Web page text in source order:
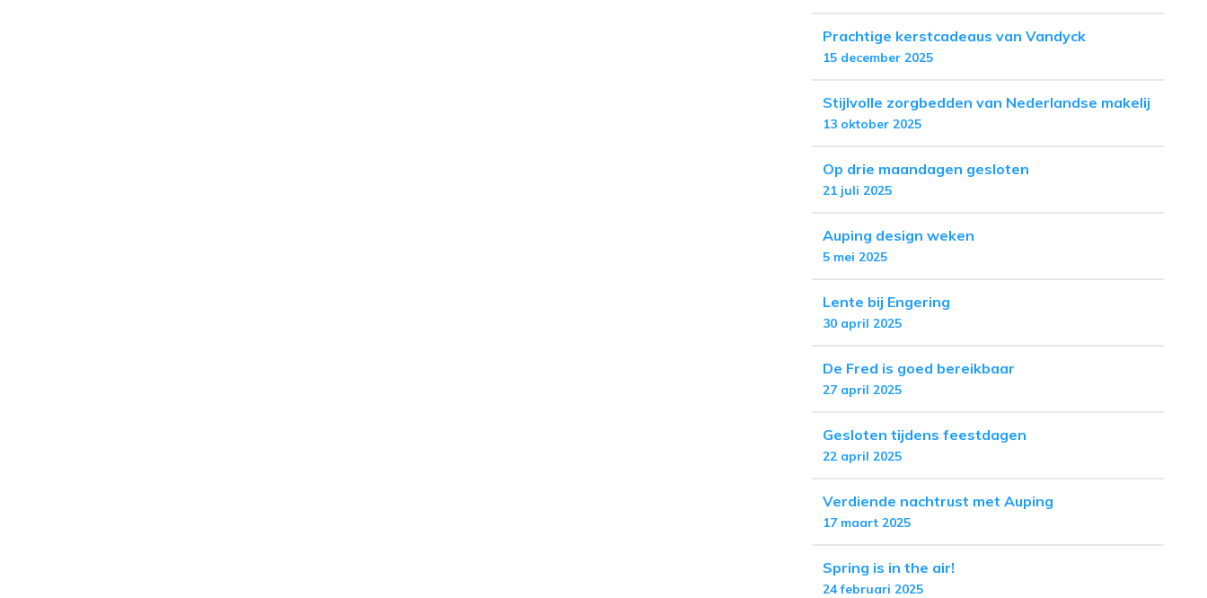
Prachtige kerstcadeaus van Vandyck
15 december 2025
Stijlvolle zorgbedden van Nederlandse makelij
13 oktober 2025
Op drie maandagen gesloten
21 juli 2025
Auping design weken
5 mei 2025
Lente bij Engering
30 april 2025
De Fred is goed bereikbaar
27 april 2025
Gesloten tijdens feestdagen
22 april 2025
Verdiende nachtrust met Auping
17 maart 2025
Spring is in the air!
24 februari 2025